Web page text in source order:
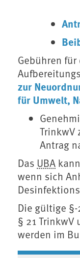
Gebühren
zur
für Umwelt,
TrinkwV
Antrag
Das UBA
wenn sich
Die gültige
§ 21
werden im